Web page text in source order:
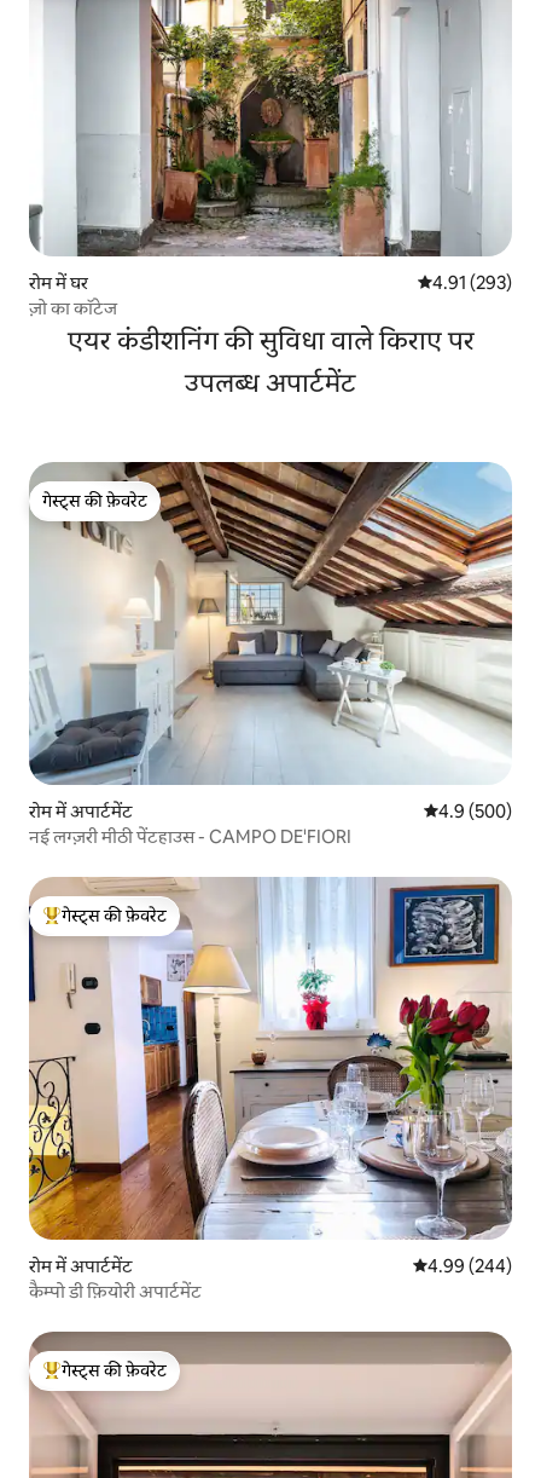
रोम में घर औसत रेटिंग 5 में से
4.91 (293)
ज़ो का कॉटेज
एयर कंडीशनिंग की सुविधा वाले किराए पर
उपलब्ध अपार्टमेंट
गेस्ट्स की फ़ेवरेट
गेस्ट्स की फ़ेवरेट
रोम में अपार्टमेंट औसत रेटिंग 5 में
4.9 (500)
नई लग्ज़री मीठी पेंटहाउस - CAMPO DE'FIORI
गेस्ट्स का टॉप फ़ेवरेट
गेस्ट्स की फ़ेवरेट
रोम में अपार्टमेंट औसत रेटिंग 5 में से
4.99 (244)
कैम्पो डी फ़ियोरी अपार्टमेंट
गेस्ट्स का टॉप फ़ेवरेट
गेस्ट्स की फ़ेवरेट